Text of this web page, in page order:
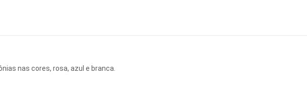
nas cores, rosa, azul e branca.